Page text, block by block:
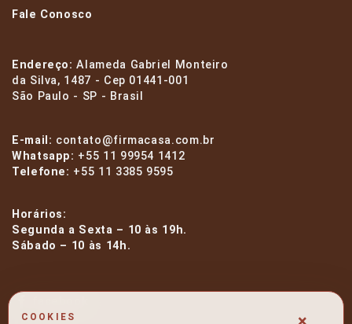
Fale Conosco
Endereço:Alameda Gabriel Monteiro
da Silva, 1487 - Cep 01441-001
São Paulo - SP - Brasil
E-mail: contato@firmacasa.com.br
Whatsapp: +55 11 99954 1412
Telefone: +55 11 3385 9595
Horários:
Segunda a Sexta – 10 às 19h.
Sábado – 10 às 14h.
COOKIES